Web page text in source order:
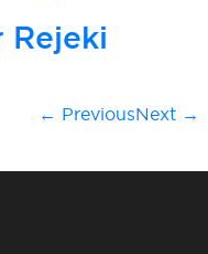
Rejeki
← PreviousNext →